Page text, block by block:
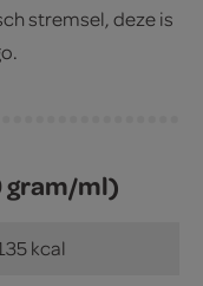
stremsel, deze is
gram/ml)
kcal